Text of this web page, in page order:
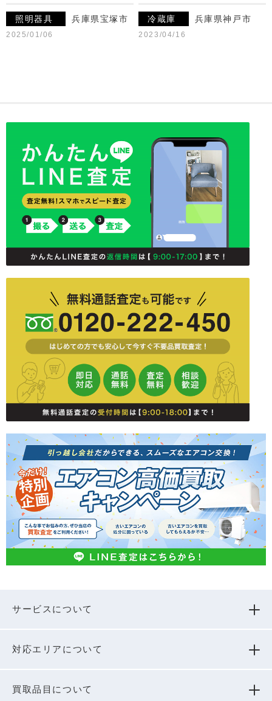
照明器具 兵庫県宝塚市
2025/01/06
冷蔵庫 兵庫県神戸市
2023/04/16
サービスについて
対応エリアについて
買取品⽬について